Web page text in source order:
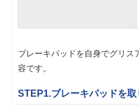
ブレーキパッドを自身でグリス
容です。
STEP1.ブレーキパッドを取